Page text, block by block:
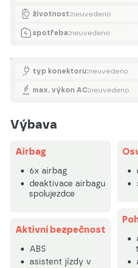
životnost:neuvedeno
spotřeba:neuvedeno
Nabíjení
typ konektoru:neuvedeno
max. výkon AC:neuvedeno
Výbava
Airbag
6x airbag
deaktivace airbagu
spolujezdce
Aktivní bezpečnost
ABS
asistent jízdy v